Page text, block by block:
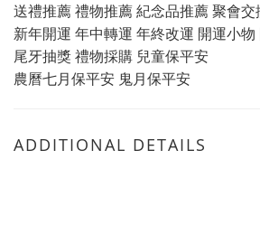
送禮推薦 禮物推薦 紀念品推薦 聚會交
新年開運 年中轉運 年終改運 開運小物
尾牙抽獎 禮物採購 兒童保平安
農曆七月保平安 鬼月保平安
ADDITIONAL DETAILS